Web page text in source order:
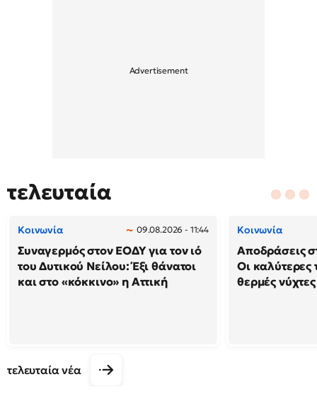
τελευταία
Κοινωνία 09.08.2026 - 11:44
Συναγερμός στον ΕΟΔΥ για τον ιό
του Δυτικού Νείλου: Έξι θάνατοι
και στο «κόκκινο» η Αττική
Κοινωνία
Αποδράσεις
Οι καλύτερες
θερμές
τελευταία νέα